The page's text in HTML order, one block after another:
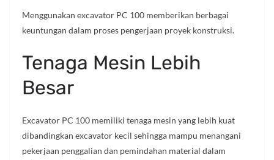
Menggunakan excavator PC 100 memberikan berbagai
keuntungan dalam proses pengerjaan proyek konstruksi.
Tenaga Mesin Lebih
Besar
Excavator PC 100 memiliki tenaga mesin yang lebih kuat
dibandingkan excavator kecil sehingga mampu menangani
pekerjaan penggalian dan pemindahan material dalam